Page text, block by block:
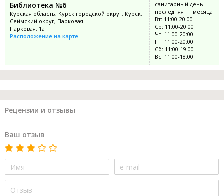
Библиотека №6
Курская область, Курск городской округ, Курск,
Сеймский округ, Парковая
Парковая, 1а
Расположение на карте
санитарный день:
последняя пт месяца
Вт: 11:00-20:00
Ср: 11:00-20:00
Чт: 11:00-20:00
Пт: 11:00-20:00
Сб: 11:00-19:00
Вс: 11:00-18:00
Рецензии и отзывы
Ваш отзыв